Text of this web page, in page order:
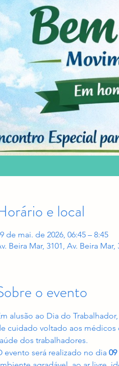
e local
de mai. de 2026, 06:45 – 8:45
Beira Mar, 3101, Av. Beira
o evento
alusão ao Dia do
cuidado voltado aos
dos trabalhadores.
evento será realizado no dia